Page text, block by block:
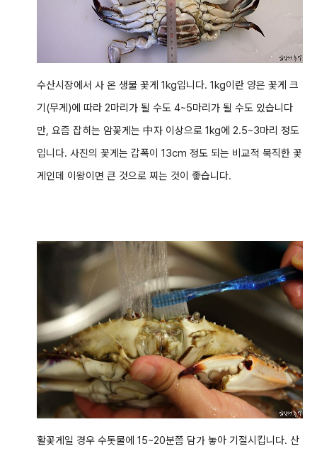
수산시장에서 사 온 생물 꽃게 1kg입니다. 1kg이란 양은 꽃게 크
기(무게)에 따라 2마리가 될 수도 4~5마리가 될 수도 있습니다
만, 요즘 잡히는 암꽃게는 中자 이상으로 1kg에 2.5~3마리 정도
입니다. 사진의 꽃게는 갑폭이 13cm 정도 되는 비교적 묵직한 꽃
게인데 이왕이면 큰 것으로 찌는 것이 좋습니다.
활꽃게일 경우 수돗물에 15~20분쯤 담가 놓아 기절시킵니다. 산